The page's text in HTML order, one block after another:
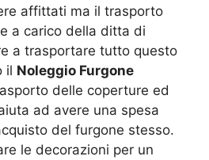
affittati ma il trasporto
a carico della ditta di
a trasportare tutto questo
il Noleggio Furgone
delle coperture ed
ad avere una spesa
del furgone stesso.
le decorazioni per un